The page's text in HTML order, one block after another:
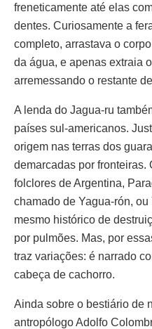
freneticamente até elas
dentes. Curiosamente a
completo, arrastava o
da água, e apenas extraia
arremessando o restante
A lenda do Jagua-ru
países sul-americanos.
origem nas terras dos
demarcadas por fronteiras.
folclores de Argentina,
chamado de Yagua-rón,
mesmo histórico de
por pulmões. Mas, por
traz variações: é narrado
cabeça de cachorro.
Ainda sobre o bestiário de
antropólogo Adolfo